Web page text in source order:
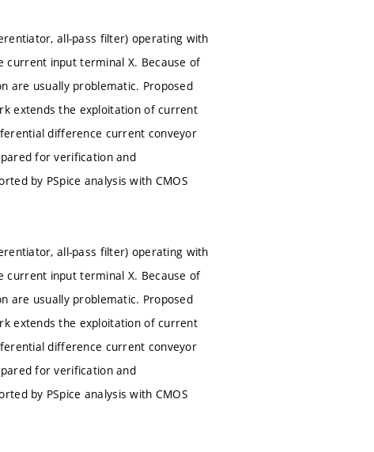
all-pass filter) operating with
current input terminal X. Because of
are usually problematic. Proposed
extends the exploitation of current
difference current conveyor
for verification and
by PSpice analysis with CMOS
all-pass filter) operating with
current input terminal X. Because of
are usually problematic. Proposed
extends the exploitation of current
difference current conveyor
for verification and
by PSpice analysis with CMOS